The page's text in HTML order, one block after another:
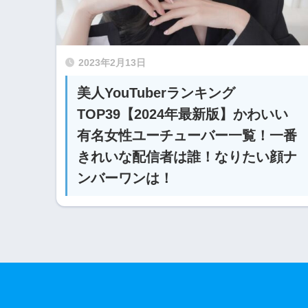
2023年2月13日
美人YouTuberランキング
TOP39【2024年最新版】かわいい
有名女性ユーチューバー一覧！一番
きれいな配信者は誰！なりたい顔ナ
ンバーワンは！